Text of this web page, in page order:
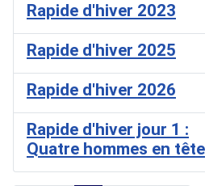
Rapide d'hiver 2023
Rapide d'hiver 2025
Rapide d'hiver 2026
Rapide d'hiver jour 1 :
Quatre hommes en tête